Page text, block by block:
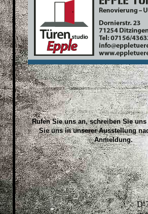
Rufen Sie uns an, schreiben Sie
Sie uns in unserer Ausstellung
Anmeldung.
D-